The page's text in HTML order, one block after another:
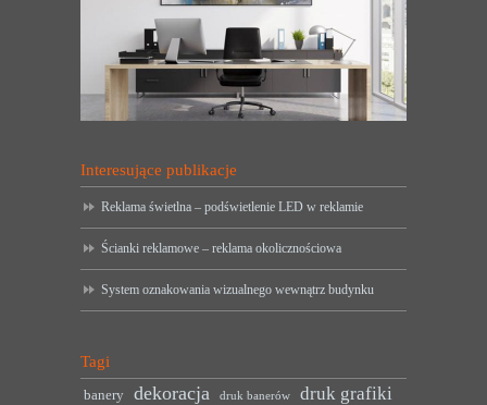
Interesujące publikacje
Reklama świetlna – podświetlenie LED w reklamie
Ścianki reklamowe – reklama okolicznościowa
System oznakowania wizualnego wewnątrz budynku
Tagi
banery dekoracja druk banerów druk grafiki